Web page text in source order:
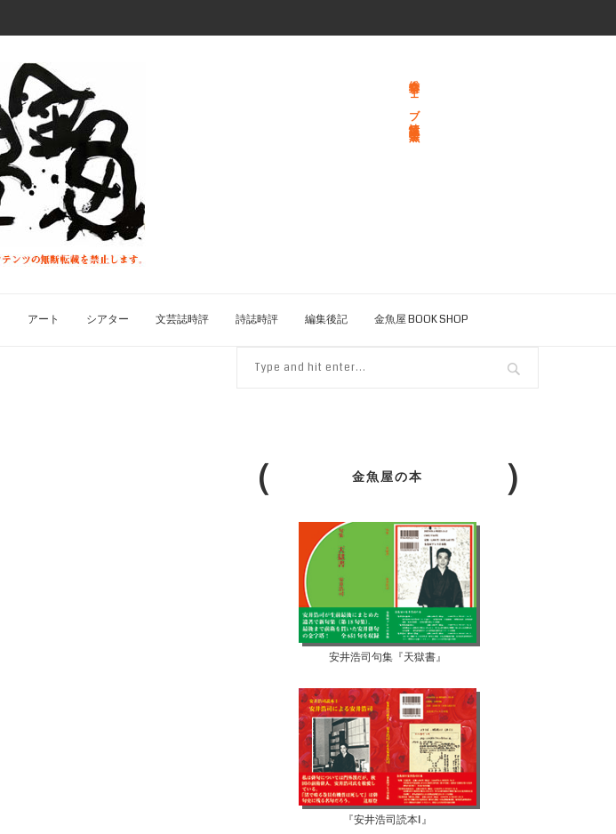
総合文学ウェブ情報誌 文学金魚
アート シアター 文芸誌時評 詩誌時評 編集後記 金魚屋 BOOK SHOP
金魚屋の本
安井浩司句集『天獄書』
『安井浩司読本Ⅰ』